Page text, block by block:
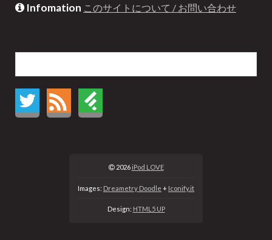
Infomation このサイトについて / お問い合わせ
2026iPod LOVE
Images: Dreametry Doodle + Iconify.it
Design: HTML5 UP